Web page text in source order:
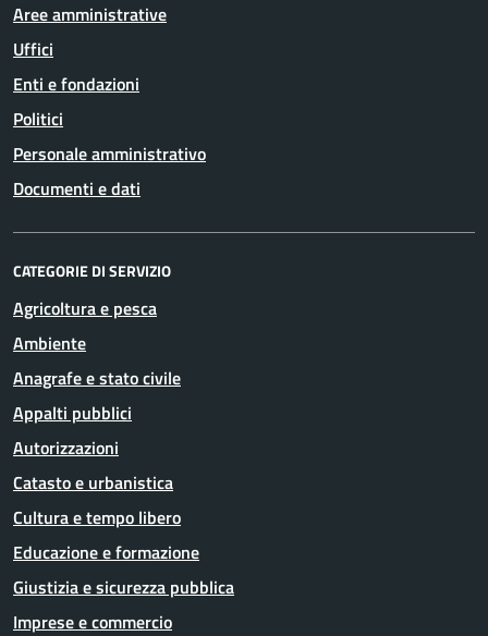
Aree amministrative
Uffici
Enti e fondazioni
Politici
Personale amministrativo
Documenti e dati
CATEGORIE DI SERVIZIO
Agricoltura e pesca
Ambiente
Anagrafe e stato civile
Appalti pubblici
Autorizzazioni
Catasto e urbanistica
Cultura e tempo libero
Educazione e formazione
Giustizia e sicurezza pubblica
Imprese e commercio